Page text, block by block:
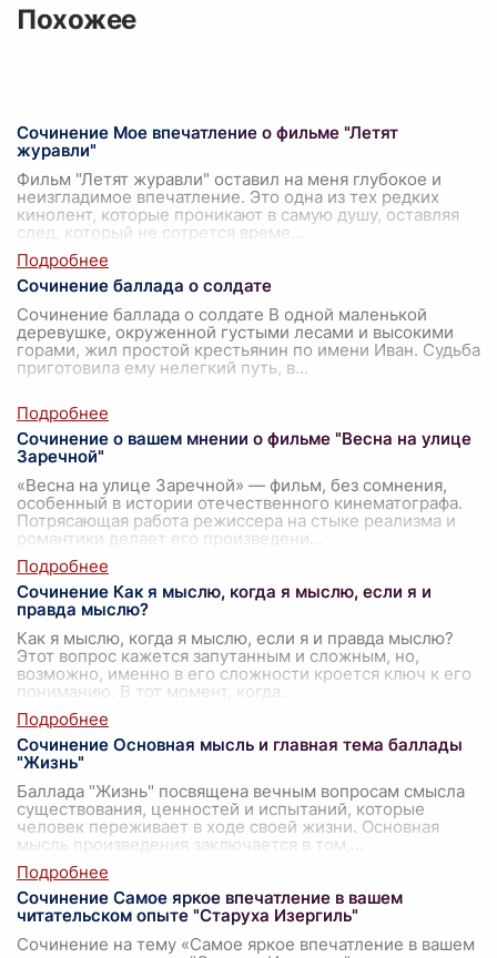
Похожее
Сочинение Мое впечатление о фильме "Летят
журавли"
Фильм "Летят журавли" оставил на меня глубокое и
неизгладимое впечатление. Это одна из тех редких
кинолент, которые проникают в самую душу, оставляя
след, который не сотрется време
Сочинение баллада о солдате
Сочинение баллада о солдате В одной маленькой
деревушке, окруженной густыми лесами и высокими
горами, жил простой крестьянин по имени Иван. Судьба
приготовила ему нелегкий путь, в...
Сочинение о вашем мнении о фильме "Весна на улице
Заречной"
«Весна на улице Заречной» — фильм, без сомнения,
особенный в истории отечественного кинематографа.
Потрясающая работа режиссера на стыке реализма и
романтики делает его произведени
Сочинение Как я мыслю, когда я мыслю, если я и
правда мыслю?
Как я мыслю, когда я мыслю, если я и правда мыслю?
Этот вопрос кажется запутанным и сложным, но,
возможно, именно в его сложности кроется ключ к его
пониманию. В тот момент, когда
Сочинение Основная мысль и главная тема баллады
"Жизнь"
Баллада "Жизнь" посвящена вечным вопросам смысла
существования, ценностей и испытаний, которые
человек переживает в ходе своей жизни. Основная
мысль произведения заключается в том,
Сочинение Самое яркое впечатление в вашем
читательском опыте "Старуха Изергиль"
Сочинение на тему «Самое яркое впечатление в вашем